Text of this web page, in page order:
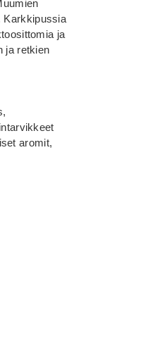
Karkkipussia
ja
ja retkien
aromit,